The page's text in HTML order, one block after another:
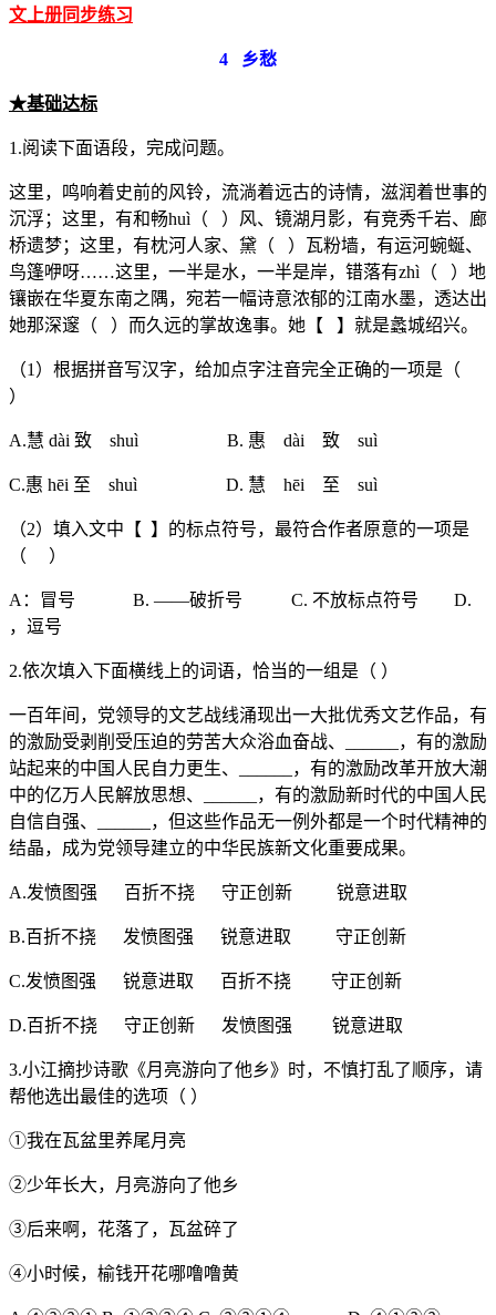
文上册同步练习
4 乡愁
★基础达标
1.阅读下面语段，完成问题。
这里，鸣响着史前的风铃，流淌着远古的诗情，滋润着世事的
沉浮；这里，有和畅huì（ ）风、镜湖月影，有竞秀千岩、廊
桥遗梦；这里，有枕河人家、黛（ ）瓦粉墙，有运河蜿蜒、
鸟篷咿呀……这里，一半是水，一半是岸，错落有zhì（ ）地
镶嵌在华夏东南之隅，宛若一幅诗意浓郁的江南水墨，透达出
她那深邃（ ）而久远的掌故逸事。她【 】就是蠡城绍兴。
（1）根据拼音写汉字，给加点字注音完全正确的一项是（
）
A.慧 dài 致 shuì B. 惠 dài 致 suì
C.惠 hēi 至 shuì D. 慧 hēi 至 suì
（2）填入文中【 】的标点符号，最符合作者原意的一项是
（ ）
A：冒号 B. ——破折号 C. 不放标点符号 D.
，逗号
2.依次填入下面横线上的词语，恰当的一组是（ ）
一百年间，党领导的文艺战线涌现出一大批优秀文艺作品，有
的激励受剥削受压迫的劳苦大众浴血奋战、______，有的激励
站起来的中国人民自力更生、______，有的激励改革开放大潮
中的亿万人民解放思想、______，有的激励新时代的中国人民
自信自强、______，但这些作品无一例外都是一个时代精神的
结晶，成为党领导建立的中华民族新文化重要成果。
A.发愤图强 百折不挠 守正创新 锐意进取
B.百折不挠 发愤图强 锐意进取 守正创新
C.发愤图强 锐意进取 百折不挠 守正创新
D.百折不挠 守正创新 发愤图强 锐意进取
3.小江摘抄诗歌《月亮游向了他乡》时，不慎打乱了顺序，请
帮他选出最佳的选项（ ）
①我在瓦盆里养尾月亮
②少年长大，月亮游向了他乡
③后来啊，花落了，瓦盆碎了
④小时候，榆钱开花哪噜噜黄